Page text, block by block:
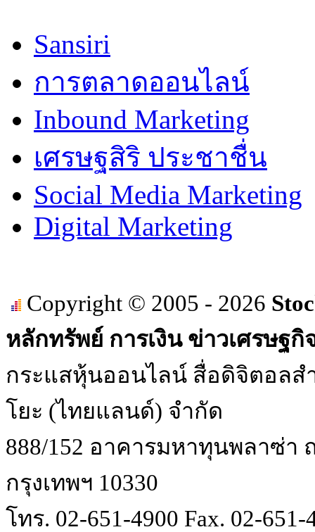
Sansiri
การตลาดออนไลน์
Inbound Marketing
เศรษฐสิริ ประชาชื่น
Social Media Marketing
Digital Marketing
Copyright © 2005 - 2026
หลักทรัพย์ การเงิน ข่าวเศรษฐกิ
กระแสหุ้นออนไลน์ สื่อดิจิตอล
โยะ (ไทยแลนด์) จำกัด
888/152 อาคารมหาทุนพลาซ่
กรุงเทพฯ 10330
โทร. 02-651-4900 Fax. 02-